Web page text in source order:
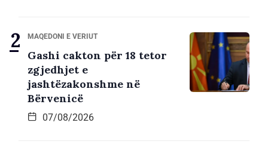
MAQEDONI E VERIUT
Gashi cakton për 18 tetor
zgjedhjet e
jashtëzakonshme në
Bërvenicë
07/08/2026